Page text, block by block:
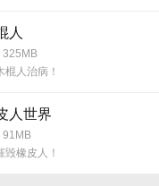
人
325MB
棍人治病！
人世界
91MB
毁橡皮人！